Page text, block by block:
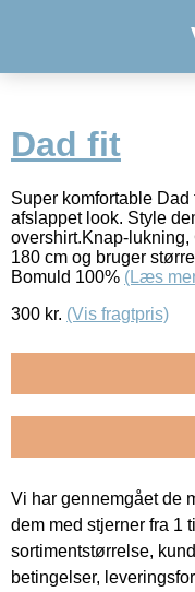
Dad fit
Super komfortable
afslappet look. Style
overshirt.Knap-lukning,
180 cm og bruger
Bomuld 100% (Læs
300 kr. (Vis fragtpris)
Vi har gennemgået de
dem med stjerner fra 1
sortimentstørrelse,
betingelser,